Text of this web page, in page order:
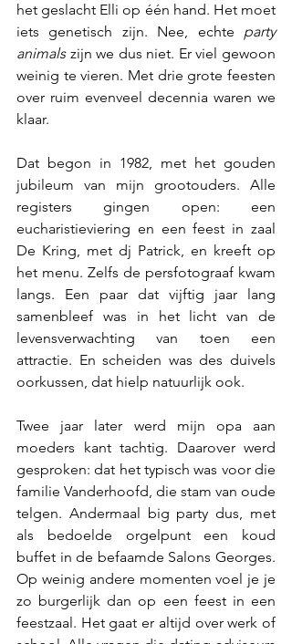
het geslacht Elli op één hand. Het moet
iets genetisch zijn. Nee, echte party
animals zijn we dus niet. Er viel gewoon
weinig te vieren. Met drie grote feesten
over ruim evenveel decennia waren we
klaar.
Dat begon in 1982, met het gouden
jubileum van mijn grootouders. Alle
registers gingen open: een
eucharistieviering en een feest in zaal
De Kring, met dj Patrick, en kreeft op
het menu. Zelfs de persfotograaf kwam
langs. Een paar dat vijftig jaar lang
samenbleef was in het licht van de
levensverwachting van toen een
attractie. En scheiden was des duivels
oorkussen, dat hielp natuurlijk ook.
Twee jaar later werd mijn opa aan
moeders kant tachtig. Daarover werd
gesproken: dat het typisch was voor die
familie Vanderhoofd, die stam van oude
telgen. Andermaal big party dus, met
als bedoelde orgelpunt een koud
buffet in de befaamde Salons Georges.
Op weinig andere momenten voel je je
zo burgerlijk dan op een feest in een
feestzaal. Het gaat er altijd over werk of